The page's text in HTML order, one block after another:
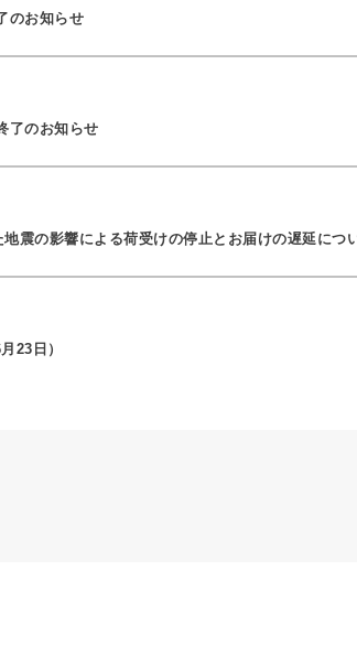
のお知らせ
了のお知らせ
震の影響による荷受けの停止とお届けの遅延につ
23日）